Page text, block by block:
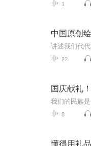
1
中国原创
讲述我们代
22
国庆献礼
8
懂得用礼